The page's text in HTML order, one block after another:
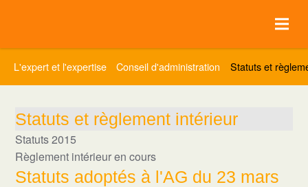
L'expert et l'expertise Conseil d'administration Statuts et
Statuts et règlement intérieur
Statuts 2015
Règlement intérieur en cours
Statuts adoptés à l'AG du 23 mars